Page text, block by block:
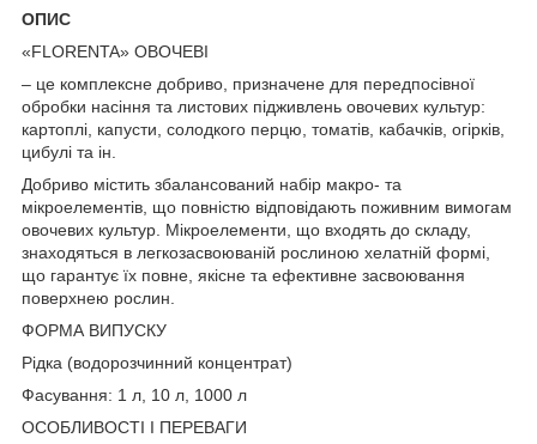
ОПИС
«FLORENTA» ОВОЧЕВІ
– це комплексне добриво, призначене для передпосівної
обробки насіння та листових підживлень овочевих культур:
картоплі, капусти, солодкого перцю, томатів, кабачків, огірків,
цибулі та ін.
Добриво містить збалансований набір макро- та
мікроелементів, що повністю відповідають поживним вимогам
овочевих культур. Мікроелементи, що входять до складу,
знаходяться в легкозасвоюваній рослиною хелатній формі,
що гарантує їх повне, якісне та ефективне засвоювання
поверхнею рослин.
ФОРМА ВИПУСКУ
Рідка (водорозчинний концентрат)
Фасування: 1 л, 10 л, 1000 л
ОСОБЛИВОСТІ І ПЕРЕВАГИ